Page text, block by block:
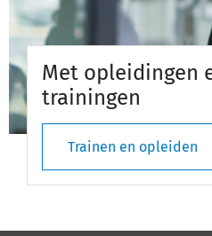
Met opleidingen
trainingen
Trainen en opleiden